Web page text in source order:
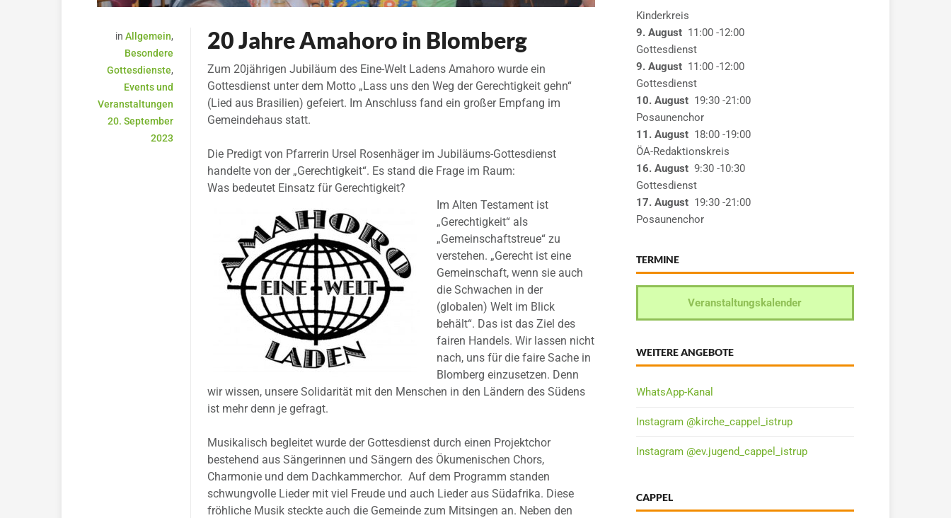
inAllgemein,
Besondere
Gottesdienste,
Events und
Veranstaltungen
20. September
2023
20 Jahre Amahoro in Blomberg
Zum 20jährigen Jubiläum des Eine-Welt Ladens Amahoro wurde ein
Gottesdienst unter dem Motto „Lass uns den Weg der Gerechtigkeit gehn“
(Lied aus Brasilien) gefeiert. Im Anschluss fand ein großer Empfang im
Gemeindehaus statt.
Die Predigt von Pfarrerin Ursel Rosenhäger im Jubiläums-Gottesdienst
handelte von der „Gerechtigkeit“. Es stand die Frage im Raum:
Was bedeutet Einsatz für Gerechtigkeit?
Im Alten Testament ist
„Gerechtigkeit“ als
„Gemeinschaftstreue“ zu
verstehen. „Gerecht ist eine
Gemeinschaft, wenn sie auch
die Schwachen in der
(globalen) Welt im Blick
behält“. Das ist das Ziel des
fairen Handels. Wir lassen nicht
nach, uns für die faire Sache in
Blomberg einzusetzen. Denn
wir wissen, unsere Solidarität mit den Menschen in den Ländern des Südens
ist mehr denn je gefragt.
Musikalisch begleitet wurde der Gottesdienst durch einen Projektchor
bestehend aus Sängerinnen und Sängern des Ökumenischen Chors,
Charmonie und dem Dachkammerchor. Auf dem Programm standen
schwungvolle Lieder mit viel Freude und auch Lieder aus Südafrika. Diese
fröhliche Musik steckte auch die Gemeinde zum Mitsingen an. Neben den
Kinderkreis
9. August11:00 -12:00
Gottesdienst
9. August11:00 -12:00
Gottesdienst
10. August19:30 -21:00
Posaunenchor
11. August18:00 -19:00
ÖA-Redaktionskreis
16. August9:30 -10:30
Gottesdienst
17. August19:30 -21:00
Posaunenchor
TERMINE
Veranstaltungskalender
WEITERE ANGEBOTE
WhatsApp-Kanal
Instagram @kirche_cappel_istrup
Instagram @ev.jugend_cappel_istrup
CAPPEL